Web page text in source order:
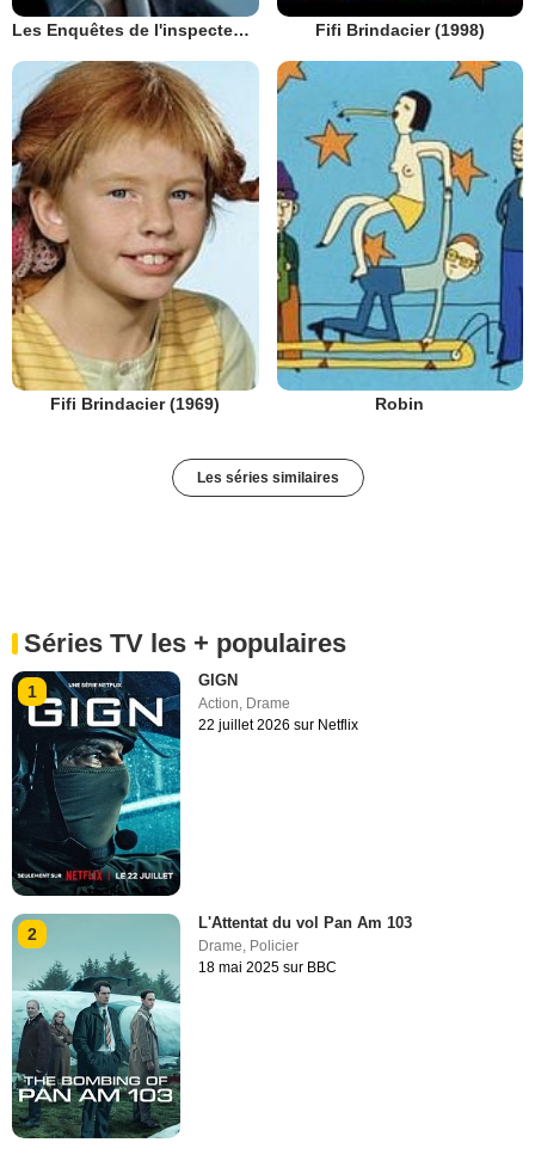
Les Enquêtes de l'inspecteur Wallander Fifi Brindacier (1998)
Fifi Brindacier (1969) Robin
Les séries similaires
Séries TV les + populaires
1
GIGN
Action Drame
22 juillet 2026 sur Netflix
2
L'Attentat du vol Pan Am 103
Drame, Policier
18 mai 2025 sur BBC